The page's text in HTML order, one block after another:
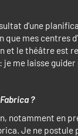
d’une
mes centres
et le théâtre est
me laisse
?
notamment en
Je ne postule